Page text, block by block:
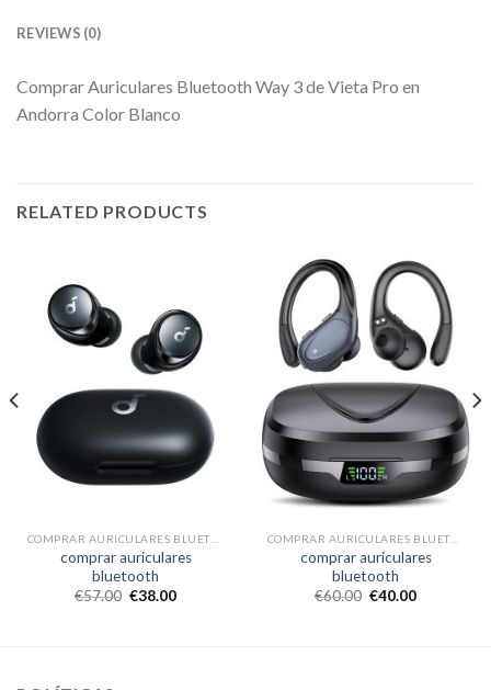
REVIEWS (0)
Comprar Auriculares Bluetooth Way 3 de Vieta Pro en
Andorra Color Blanco
RELATED PRODUCTS
COMPRAR AURICULARES BLUETOOTH
comprar auriculares
bluetooth
€57.00 €38.00
COMPRAR AURICULARES BLUETOOTH
comprar auriculares
bluetooth
€60.00 €40.00